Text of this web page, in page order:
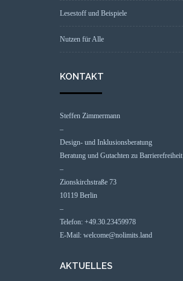
Lesestoff und Beispiele
Nutzen für Alle
KONTAKT
Steffen Zimmermann
–
Design- und Inklusionsberatung
Beratung und Gutachten zu Barrierefreiheit
–
Zionskirchstraße 73
10119 Berlin
–
Telefon: +49.30.23459978
E-Mail: welcome@nolimits.land
AKTUELLES